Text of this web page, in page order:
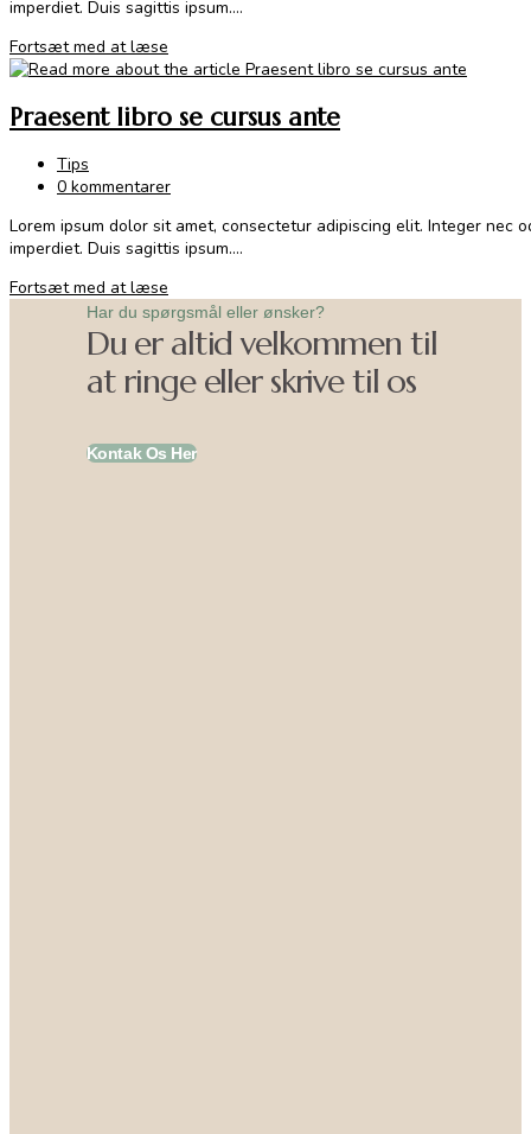
imperdiet. Duis sagittis ipsum.…
Fortsæt med at læse
torqent
conubia
Praesent libro se cursus ante
Post
category:
Tips
Post
0 kommentarer
Lorem ipsum dolor sit amet, consectetur adipiscing elit. Integer nec
imperdiet. Duis sagittis ipsum.…
Fortsæt med at læse
libro
cursus
ante
Har du spørgsmål eller ønsker?
Du er altid velkommen til
at ringe eller skrive til os
Kontak Os Her